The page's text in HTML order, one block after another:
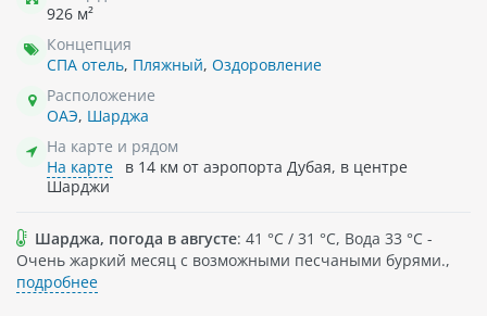
926 м²
Концепция
СПА отель, Пляжный, Оздоровление
Расположение
ОАЭ, Шарджа
На карте и рядом
На карте
в 14 км от аэропорта Дубая, в центре
Шарджи
Шарджа, погода в августе: 41 °C / 31 °C, Вода 33 °C -
Очень жаркий месяц с возможными песчаными бурями.,
подробнее